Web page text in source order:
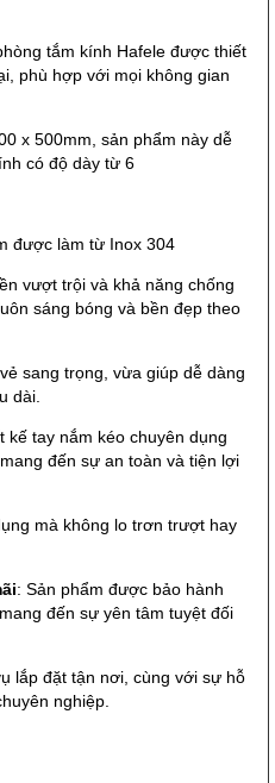
tắm kính Hafele được thiết
phù hợp với mọi không gian
x 500mm, sản phẩm này dễ
có độ dày từ 6
được làm từ Inox 304
vượt trội và khả năng chống
sáng bóng và bền đẹp theo
sang trọng, vừa giúp dễ dàng
dài.
kế tay nắm kéo chuyên dụng
đến sự an toàn và tiện lợi
mà không lo trơn trượt hay
: Sản phẩm được bảo hành
đến sự yên tâm tuyệt đối
lắp đặt tận nơi, cùng với sự hỗ
nghiệp.